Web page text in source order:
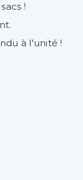
!
à l'unité !